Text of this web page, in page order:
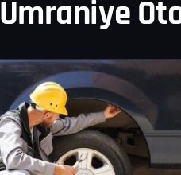
Ümraniye